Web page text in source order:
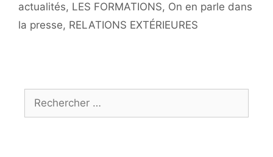
actualités, LES FORMATIONS, On en parle dans
la presse, RELATIONS EXTÉRIEURES
Rechercher :